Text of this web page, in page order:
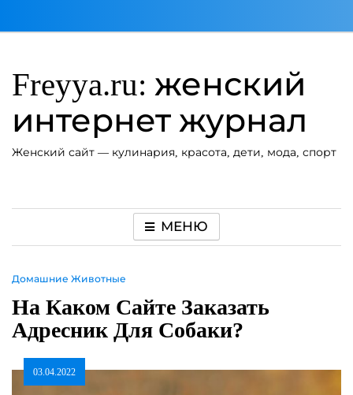
Freyya.ru: женский
интернет журнал
Женский сайт — кулинария, красота, дети, мода, спорт
МЕНЮ
Домашние Животные
На Каком Сайте Заказать
Адресник Для Собаки?
03.04.2022